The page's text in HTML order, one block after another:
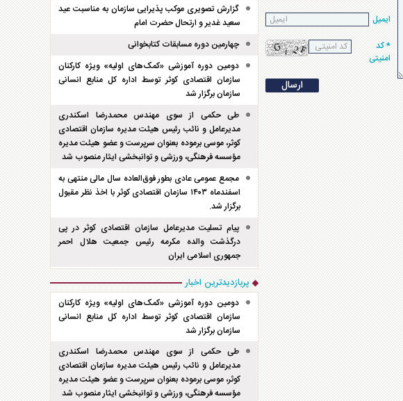
ایمیل
* کد
امنیتی
گزارش تصویری موکب پذیرایی سازمان به مناسبت عید
سعید غدیر و ارتحال حضرت امام
چهارمین دوره مسابقات کتابخوانی
دومین دوره آموزشی «کمک‌های اولیه» ویژه کارکنان
سازمان اقتصادی کوثر توسط اداره کل منابع انسانی
سازمان برگزار شد
طی حکمی از سوی مهندس محمدرضا اسکندری
مدیرعامل و نائب رئیس هیئت مدیره سازمان اقتصادی
کوثر، موسی برموده بعنوان سرپرست و عضو هیئت مدیره
مؤسسه فرهنگی، ورزشی و توانبخشی ایثار منصوب شد
مجمع عمومی عادی بطور فوق‌العاده سال مالی منتهی به
اسفند‌ماه ۱۴۰۳ سازمان اقتصادی کوثر با اخذ نظر مقبول
برگزار شد.
پیام تسلیت مدیرعامل سازمان اقتصادی کوثر در پی
درگذشت والده مکرمه رئیس جمعیت هلال احمر
جمهوری اسلامی ایران
پربازدیدترین اخبار
دومین دوره آموزشی «کمک‌های اولیه» ویژه کارکنان
سازمان اقتصادی کوثر توسط اداره کل منابع انسانی
سازمان برگزار شد
طی حکمی از سوی مهندس محمدرضا اسکندری
مدیرعامل و نائب رئیس هیئت مدیره سازمان اقتصادی
کوثر، موسی برموده بعنوان سرپرست و عضو هیئت مدیره
مؤسسه فرهنگی، ورزشی و توانبخشی ایثار منصوب شد